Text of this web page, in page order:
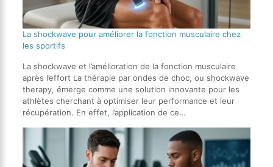
La shockwave pour améliorer la fonction musculaire chez
les sportifs
La shockwave et l’amélioration de la fonction musculaire
après l’effort La thérapie par ondes de choc, ou shockwave
therapy, émerge comme une solution innovante pour les
athlètes cherchant à optimiser leur performance et leur
récupération. En effet, l’application de ce…